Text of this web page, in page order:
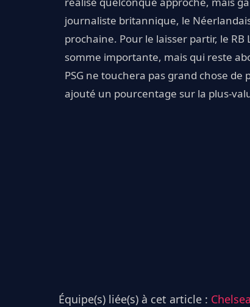
journaliste britannique, le
prochaine. Pour le laisser partir, le
somme importante, mais qui reste
PSG ne touchera pas grand chose
ajouté un pourcentage sur la plus-
Équipe(s) liée(s) à cet article :